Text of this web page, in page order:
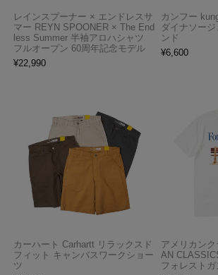
レインスプーナー × エンドレスサ
マー REYN SPOONER × The End
less Summer 半袖アロハシャツ
フルオープン 60周年記念モデル
¥22,990
カンフー
ダイナソー
ンド
¥6,600
カーハート Carhartt リラックスド
フィット キャンバスワークショー
ツ
アメリカン
AN
フォレスト